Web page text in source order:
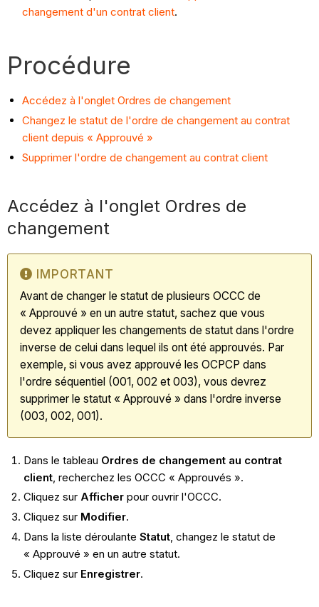
changement d'un contrat client.
Procédure
Accédez à l'onglet Ordres de changement
Changez le statut de l'ordre de changement au contrat
client depuis « Approuvé »
Supprimer l'ordre de changement au contrat client
Accédez à l'onglet Ordres de
changement
IMPORTANT
Avant de changer le statut de plusieurs OCCC de
« Approuvé » en un autre statut, sachez que vous
devez appliquer les changements de statut dans l'ordre
inverse de celui dans lequel ils ont été approuvés. Par
exemple, si vous avez approuvé les OCPCP dans
l'ordre séquentiel (001, 002 et 003), vous devrez
supprimer le statut « Approuvé » dans l'ordre inverse
(003, 002, 001).
Dans le tableau Ordres de changement au contrat
client, recherchez les OCCC « Approuvés ».
Cliquez sur Afficherpour ouvrir l'OCCC.
Cliquez sur Modifier.
Dans la liste déroulante Statut, changez le statut de
« Approuvé » en un autre statut.
Cliquez sur Enregistrer.